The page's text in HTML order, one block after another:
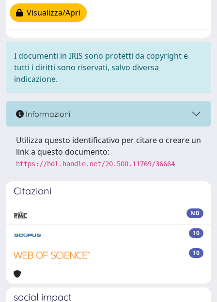
Visualizza/Apri
I documenti in IRIS sono protetti da copyright e
tutti i diritti sono riservati, salvo diversa
indicazione.
Informazioni
Utilizza questo identificativo per citare o creare un
link a questo documento:
https://hdl.handle.net/20.500.11769/36664
Citazioni
ND
10
10
social impact